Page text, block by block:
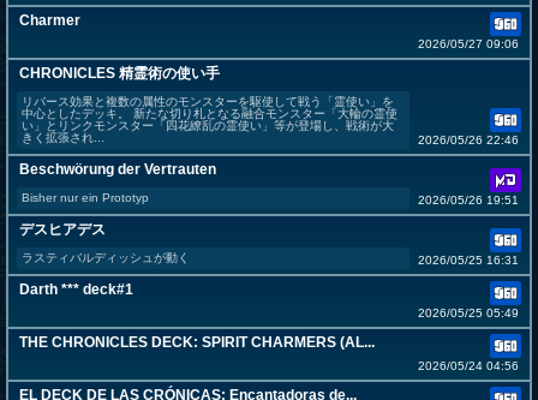
Charmer
2026/05/27 09:06
CHRONICLES 精霊術の使い手
リバース効果と複数の属性のモンスターを駆使して戦う「霊使い」を
中心としたデッキ。 新たな切り札となる融合モンスター「大輪の霊使
い」とリンクモンスター「四花繚乱の霊使い」等が登場し、戦術が大
きく拡張され...
2026/05/26 22:46
Beschwörung der Vertrauten
Bisher nur ein Prototyp 2026/05/26 19:51
デスヒアデス
ラスティバルディッシュが動く 2026/05/25 16:31
Darth *** deck#1
2026/05/25 05:49
THE CHRONICLES DECK: SPIRIT CHARMERS (AL...
2026/05/24 04:56
EL DECK DE LAS CRÓNICAS: Encantadoras de...